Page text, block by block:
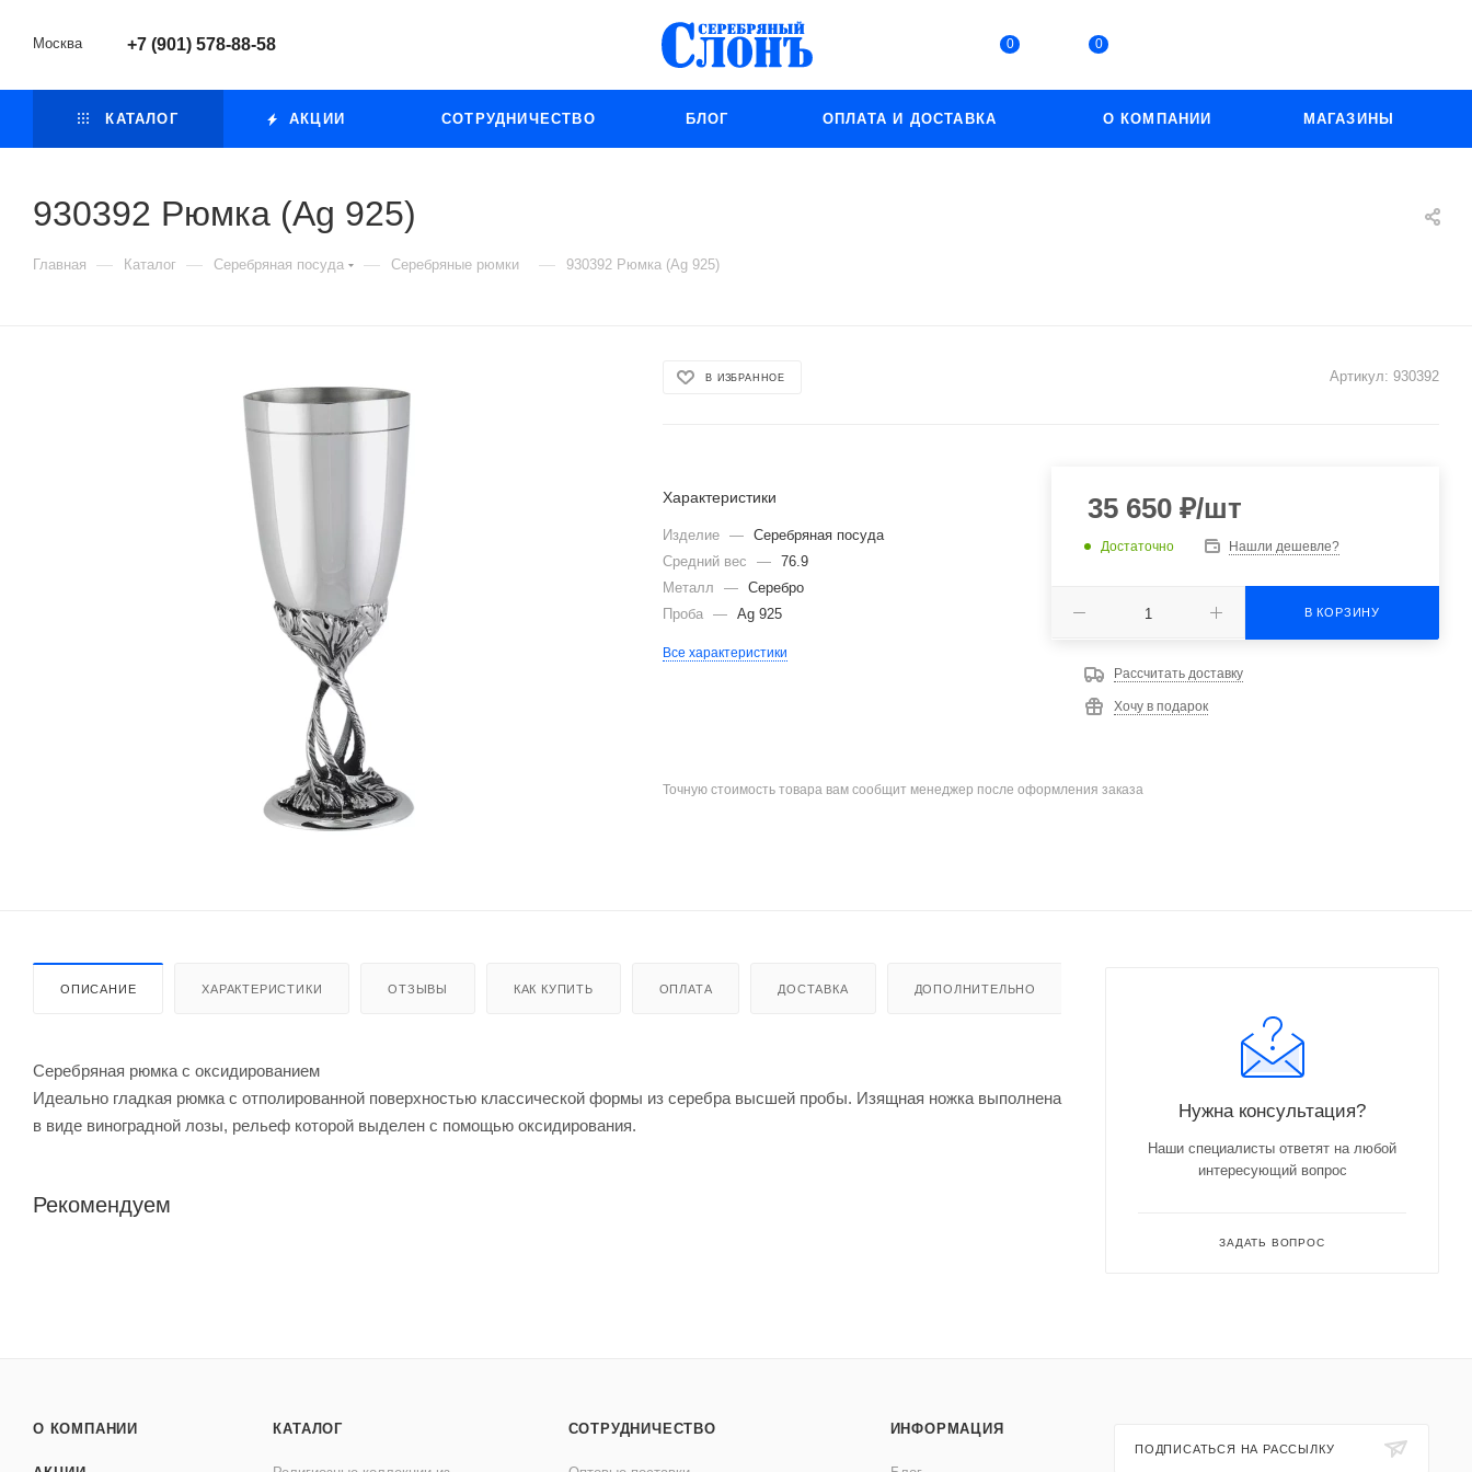
Москва +7 (901) 578-88-58 0 0
КАТАЛОГ АКЦИИ СОТРУДНИЧЕСТВО БЛОГ ОПЛАТА И ДОСТАВКА О КОМПАНИИ МАГАЗИНЫ
930392 Рюмка (Ag 925)
Главная — Каталог — Серебряная посуда — Серебряные рюмки — 930392 Рюмка (Ag 925)
В ИЗБРАННОЕ Артикул: 930392
Характеристики
Изделие —
Серебряная посуда
Средний вес
—
76.9
Металл
—
Серебро
Проба
— Ag 925
Все характеристики
35 650₽/шт
Достаточно Нашли дешевле?
В КОРЗИНУ
Рассчитать доставку
Хочу в подарок
Точную стоимость товара вам сообщит менеджер после оформления заказа
ОПИСАНИЕ ХАРАКТЕРИСТИКИ ОТЗЫВЫ КАК КУПИТЬ ОПЛАТА ДОСТАВКА ДОПОЛНИТЕЛЬНО
Серебряная рюмка с оксидированием
Идеально гладкая рюмка с отполированной поверхностью классической формы из серебра высшей пробы. Изящная ножка выполнена
в виде виноградной лозы, рельеф которой выделен с помощью оксидирования.
Рекомендуем
Нужна консультация?
Наши специалисты ответят на любой
интересующий вопрос
ЗАДАТЬ ВОПРОС
О КОМПАНИИ КАТАЛОГ СОТРУДНИЧЕСТВО ИНФОРМАЦИЯ
ПОДПИСАТЬСЯ НА РАССЫЛКУ